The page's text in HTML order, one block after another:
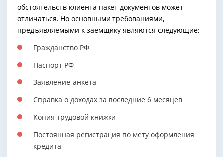
обстоятельств клиента пакет документов может
отличаться. Но основными требованиями,
предъявляемыми к заемщику являются следующие:
Гражданство РФ
Паспорт РФ
Заявление-анкета
Справка о доходах за последние 6 месяцев
Копия трудовой книжки
Постоянная регистрация по мету оформления
кредита.